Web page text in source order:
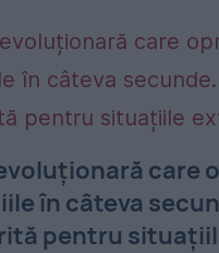
care
în câteva
pentru